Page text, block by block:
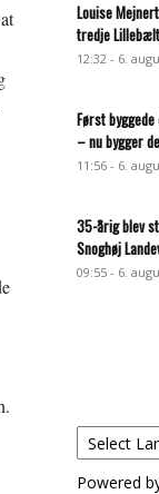
Louise
tredje
12:32 - 6.
Først
– nu bygger
11:56 - 6.
35-årig blev
Snoghøj
09:55 - 6.
Powered